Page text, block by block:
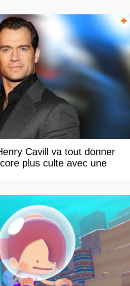
Cavill va tout donner
plus culte avec une